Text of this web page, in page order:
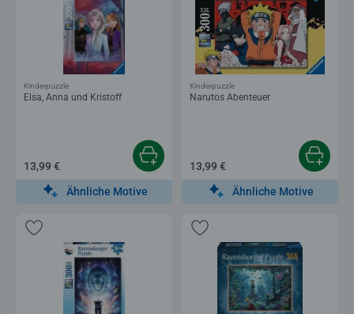
Elsa, Anna und Kristoff
Kinderpuzzle
13,99 €
Ähnliche Motive
Narutos Abenteuer
Kinderpuzzle
13,99 €
Ähnliche Motive